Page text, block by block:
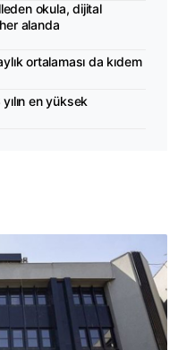
okula, dijital
alanda
ortalaması da kıdem
en yüksek